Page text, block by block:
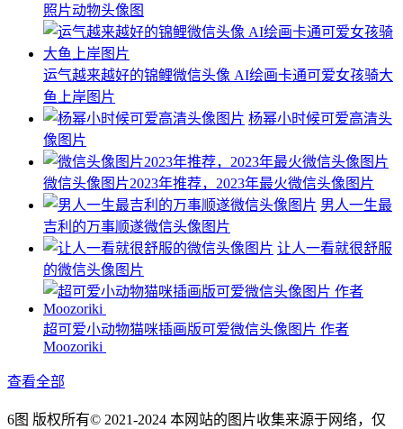
照片动物头像图
运气越来越好的锦鲤微信头像 AI绘画卡通可爱女孩骑大
鱼上岸图片
杨幂小时候可爱高清头
像图片
微信头像图片2023年推荐，2023年最火微信头像图片
男人一生最
吉利的万事顺遂微信头像图片
让人一看就很舒服
的微信头像图片
超可爱小动物猫咪插画版可爱微信头像图片 作者
Moozoriki ​​​
查看全部
6图 版权所有© 2021-2024 本网站的图片收集来源于网络，仅